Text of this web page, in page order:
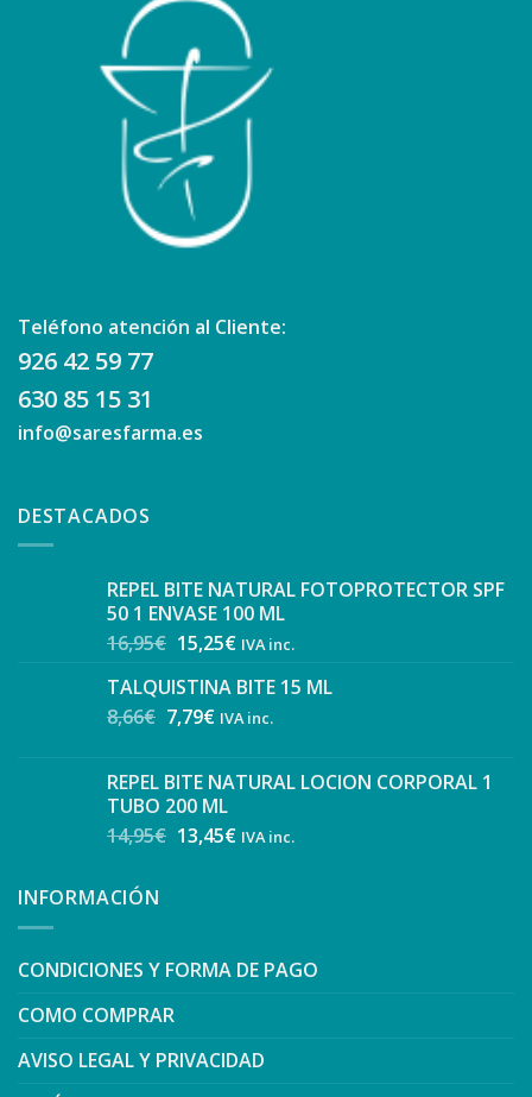
Teléfono atención al Cliente:
926 42 59 77
630 85 15 31
info@saresfarma.es
DESTACADOS
REPEL BITE NATURAL FOTOPROTECTOR SPF
50 1 ENVASE 100 ML
16,95€ 15,25€ IVA inc.
TALQUISTINA BITE 15 ML
8,66€ 7,79€ IVA inc.
REPEL BITE NATURAL LOCION CORPORAL 1
TUBO 200 ML
14,95€ 13,45€ IVA inc.
INFORMACIÓN
CONDICIONES Y FORMA DE PAGO
COMO COMPRAR
AVISO LEGAL Y PRIVACIDAD